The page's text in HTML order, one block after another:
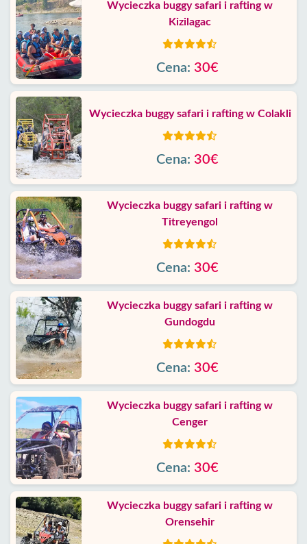
Wycieczka buggy safari i rafting w
Kizilagac
Cena: 30€
Wycieczka buggy safari i rafting w Colakli
Cena: 30€
Wycieczka buggy safari i rafting w
Titreyengol
Cena: 30€
Wycieczka buggy safari i rafting w
Gundogdu
Cena: 30€
Wycieczka buggy safari i rafting w
Cenger
Cena: 30€
Wycieczka buggy safari i rafting w
Orensehir